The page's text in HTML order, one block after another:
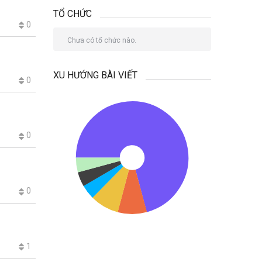
0
0
0
0
1
TỔ CHỨC
Chưa có tổ chức nào.
XU HƯỚNG BÀI VIẾT